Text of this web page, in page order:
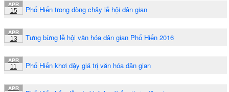
APR
15 Phố Hiến trong dòng chảy lễ hội dân gian
APR
13 Tưng bừng lễ hội văn hóa dân gian Phố Hiến 2016
APR
11 Phố Hiến khơi dậy giá trị văn hóa dân gian
APR